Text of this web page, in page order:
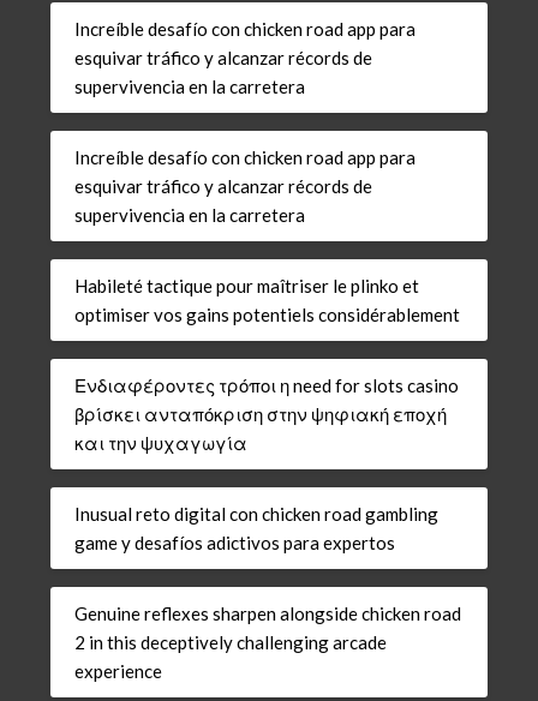
Increíble desafío con chicken road app para
esquivar tráfico y alcanzar récords de
supervivencia en la carretera
Increíble desafío con chicken road app para
esquivar tráfico y alcanzar récords de
supervivencia en la carretera
Habileté tactique pour maîtriser le plinko et
optimiser vos gains potentiels considérablement
Ενδιαφέροντες τρόποι η need for slots casino
βρίσκει ανταπόκριση στην ψηφιακή εποχή
και την ψυχαγωγία
Inusual reto digital con chicken road gambling
game y desafíos adictivos para expertos
Genuine reflexes sharpen alongside chicken road
2 in this deceptively challenging arcade
experience